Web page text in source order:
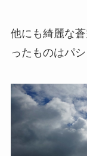
他にも綺麗な
ったものはパシ